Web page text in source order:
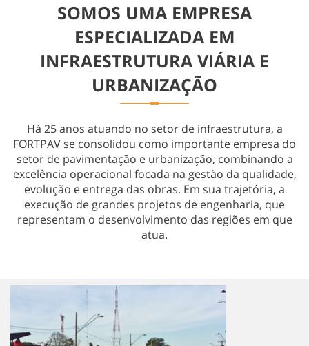
ConservaçãoSOMOS UMA EMPRESA
ESPECIALIZADA EM
INFRAESTRUTURA VIÁRIA E
URBANIZAÇÃO
Há 25 anos atuando no setor de infraestrutura, a
FORTPAV se consolidou como importante empresa do
setor de pavimentação e urbanização, combinando a
excelência operacional focada na gestão da qualidade,
evolução e entrega das obras. Em sua trajetória, a
execução de grandes projetos de engenharia, que
representam o desenvolvimento das regiões em que
atua.